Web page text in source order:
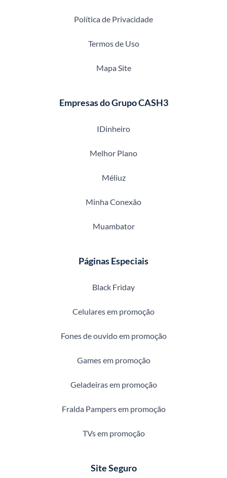
Política de Privacidade
Termos de Uso
Mapa Site
Empresas do Grupo CASH3
IDinheiro
Melhor Plano
Méliuz
Minha Conexão
Muambator
Páginas Especiais
Black Friday
Celulares em promoção
Fones de ouvido em promoção
Games em promoção
Geladeiras em promoção
Fralda Pampers em promoção
TVs em promoção
Site Seguro